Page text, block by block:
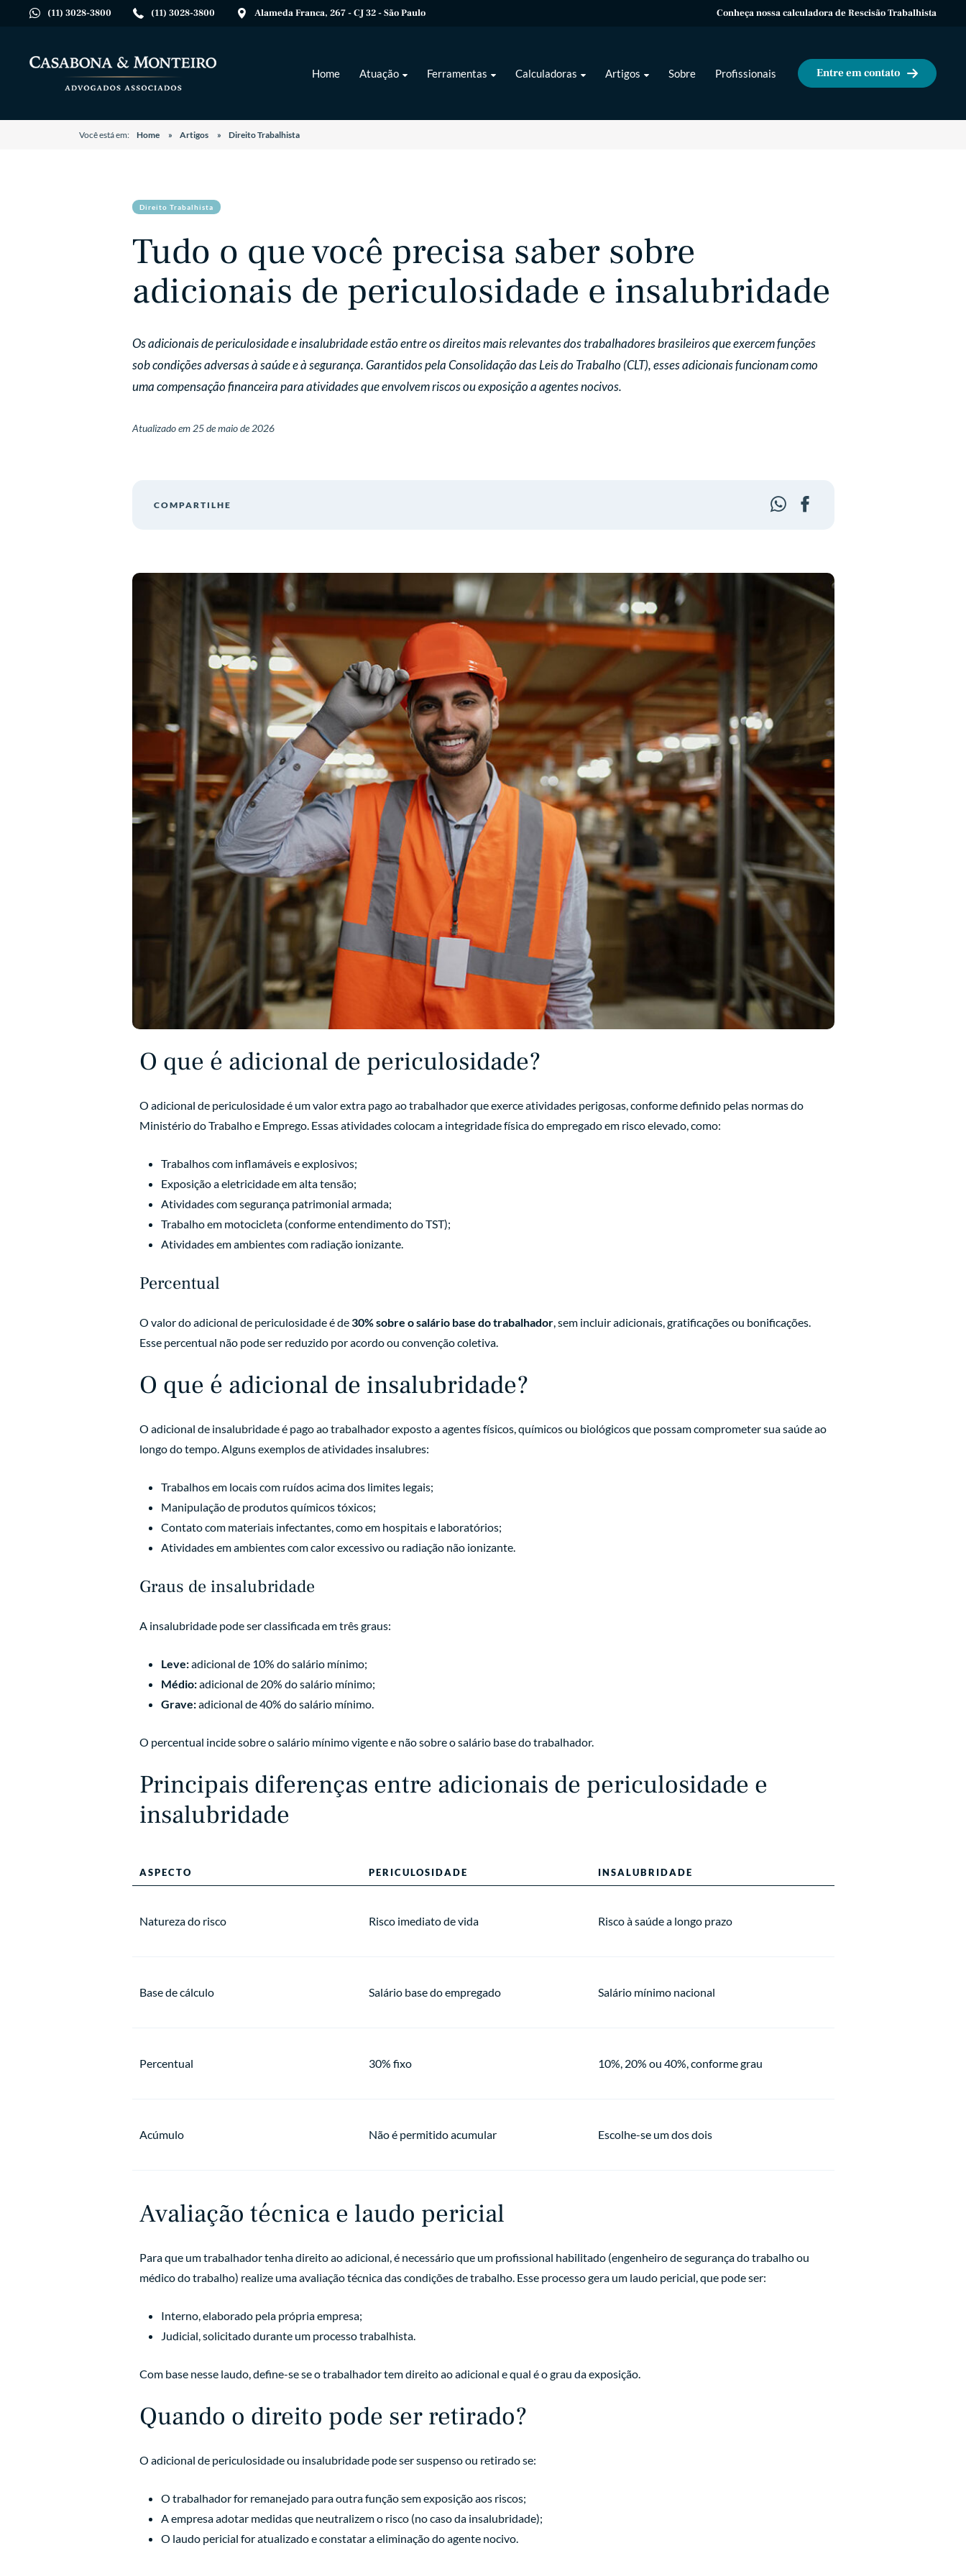
(11) 3028-3800 (11) 3028-3800 Alameda Franca, 267 - CJ 32 - São Paulo Conheça nossa calculadora de Rescisão Trabalhista
Home Atuação Ferramentas Calculadoras Artigos Sobre Profissionais Entre em contato
Você está em: Home Artigos Direito Trabalhista
Direito Trabalhista
Tudo o que você precisa saber sobre
adicionais de periculosidade e insalubridade
Os adicionais de periculosidade e insalubridade estão entre os direitos mais relevantes dos trabalhadores brasileiros que exercem funções
sob condições adversas à saúde e à segurança. Garantidos pela Consolidação das Leis do Trabalho (CLT), esses adicionais funcionam como
uma compensação financeira para atividades que envolvem riscos ou exposição a agentes nocivos.
Atualizado em 25 de maio de 2026
COMPARTILHE
O que é adicional de periculosidade?
O adicional de periculosidade é um valor extra pago ao trabalhador que exerce atividades perigosas, conforme definido pelas normas do
Ministério do Trabalho e Emprego. Essas atividades colocam a integridade física do empregado em risco elevado, como:
Trabalhos com inflamáveis e explosivos;
Exposição a eletricidade em alta tensão;
Atividades com segurança patrimonial armada;
Trabalho em motocicleta (conforme entendimento do TST);
Atividades em ambientes com radiação ionizante.
Percentual
O valor do adicional de periculosidade é de30% sobre o salário base do trabalhador, sem incluir adicionais, gratificações ou bonificações.
Esse percentual não pode ser reduzido por acordo ou convenção coletiva.
O que é adicional de insalubridade?
O adicional de insalubridade é pago ao trabalhador exposto a agentes físicos, químicos ou biológicos que possam comprometer sua saúde ao
longo do tempo. Alguns exemplos de atividades insalubres:
Trabalhos em locais com ruídos acima dos limites legais;
Manipulação de produtos químicos tóxicos;
Contato com materiais infectantes, como em hospitais e laboratórios;
Atividades em ambientes com calor excessivo ou radiação não ionizante.
Graus de insalubridade
A insalubridade pode ser classificada em três graus:
Leve:adicional de 10% do salário mínimo;
Médio:adicional de 20% do salário mínimo;
Grave:adicional de 40% do salário mínimo.
O percentual incide sobre o salário mínimo vigente e não sobre o salário base do trabalhador.
Principais diferenças entre adicionais de periculosidade e
insalubridade
ASPECTO PERICULOSIDADE INSALUBRIDADE
Natureza do risco Risco imediato de vida Risco à saúde a longo prazo
Base de cálculo Salário base do empregado Salário mínimo nacional
Percentual 30% fixo 10%, 20% ou 40%, conforme grau
Acúmulo Não é permitido acumular Escolhe-se um dos dois
Avaliação técnica e laudo pericial
Para que um trabalhador tenha direito ao adicional, é necessário que um profissional habilitado (engenheiro de segurança do trabalho ou
médico do trabalho) realize uma avaliação técnica das condições de trabalho. Esse processo gera um laudo pericial, que pode ser:
Interno, elaborado pela própria empresa;
Judicial, solicitado durante um processo trabalhista.
Com base nesse laudo, define-se se o trabalhador tem direito ao adicional e qual é o grau da exposição.
Quando o direito pode ser retirado?
O adicional de periculosidade ou insalubridade pode ser suspenso ou retirado se:
O trabalhador for remanejado para outra função sem exposição aos riscos;
A empresa adotar medidas que neutralizem o risco (no caso da insalubridade);
O laudo pericial for atualizado e constatar a eliminação do agente nocivo.